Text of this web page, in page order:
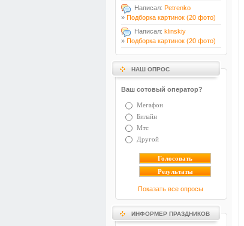
Написал: Petrenko
» Подборка картинок (20 фото)
Написал: klinskiy
» Подборка картинок (20 фото)
НАШ ОПРОС
Ваш сотовый оператор?
Мегафон
Билайн
Мтс
Другой
Показать все опросы
ИНФОРМЕР ПРАЗДНИКОВ